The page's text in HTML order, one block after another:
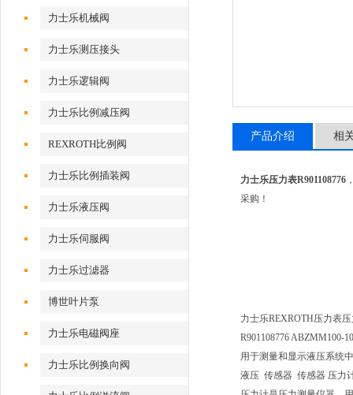
力士乐机械阀
力士乐测压接头
力士乐逻辑阀
力士乐比例减压阀
REXROTH比例阀
力士乐比例插装阀
力士乐液压阀
力士乐伺服阀
力士乐过滤器
博世叶片泵
力士乐电磁阀座
力士乐比例换向阀
产品介绍 相
力士乐压力表R901108776
采购！
力士乐REXROTH压力表
R901108776 ABZMM100-
用于测量和显示液压系统
液压 传感器 传感器 压力